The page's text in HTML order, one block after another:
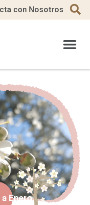
con Nosotros
Enero